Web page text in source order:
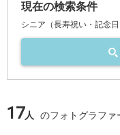
現在の検索条件
シニア（長寿祝い・記念日
17人 のフォトグラファ